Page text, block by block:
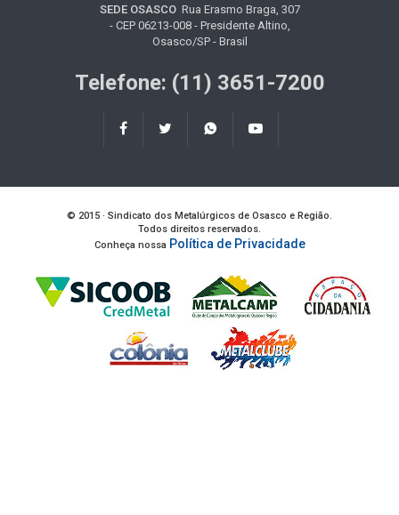
SEDE OSASCORua Erasmo Braga, 307
- CEP 06213-008 - Presidente Altino,
Osasco/SP - Brasil
Telefone: (11) 3651-7200
© 2015 · Sindicato dos Metalúrgicos de Osasco e Região.
Todos direitos reservados.
Conheça nossa Política de Privacidade